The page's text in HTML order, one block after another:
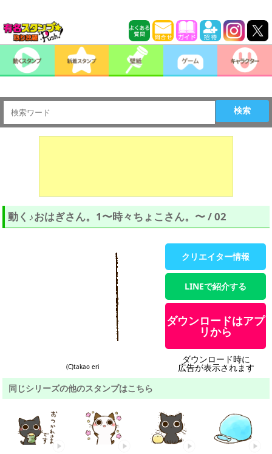
検索
動く♪おはぎさん。1〜時々ちょこさん。〜 / 02
(C)takao eri
クリエイター情報
LINEで紹介する
ダウンロードはアプ
リから
ダウンロード時に
広告が表示されます
同じシリーズの他のスタンプはこちら